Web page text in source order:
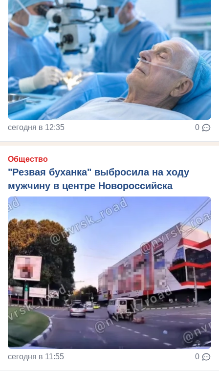
сегодня в 12:35 0
Общество
"Резвая буханка" выбросила на ходу
мужчину в центре Новороссийска
сегодня в 11:55 0